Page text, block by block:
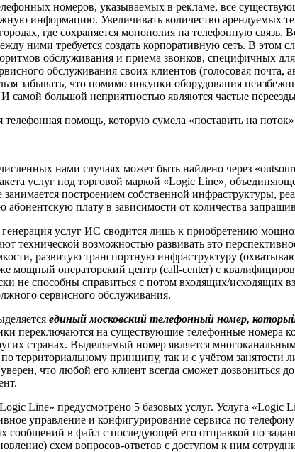
номеров, указываемых в рекламе, все
информацию. Увеличивать количество арендуемых
где сохраняется монополия на телефонную связь.
ними требуется создать корпоративную сеть. В этом
обслуживания и приема звонков, специфичных
обслуживания своих клиентов (голосовая
забывать, что помимо покупки оборудования
И самой большой неприятностью являются частые
телефонная помощь, которую сумела «поставить на
нами случаях может быть найдено через
услуг под торговой маркой «Logic Line»,
занимается построением собственной инфраструктуры,
абонентскую плату в зависимости от количества
генерация услуг ИС сводится лишь к приобретению
технической возможностью развивать это
развитую транспортную инфраструктуру
мощный операторский центр (call-center) с
не способны справиться с потом входящих/
сервисного обслуживания.
единый московский телефонный номер,
переключаются на существующие телефонные
странах. Выделяемый номер является
территориальному принципу, так и с учётом
что любой его клиент всегда сможет дозвониться
Line» предусмотрено 5 базовых услуг. Услуга «Logic
управление и конфигурирование сервиса по
сообщений в файл с последующей его отправкой по
схем вопросов-ответов с доступом к ним